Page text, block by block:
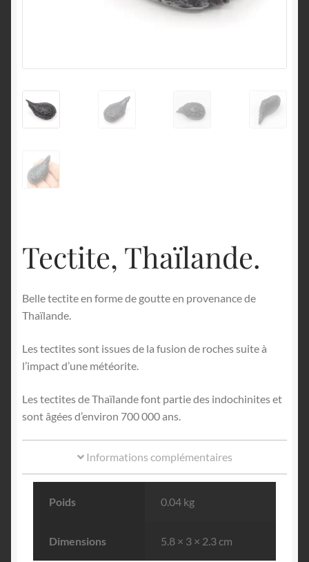
Tectite, Thaïlande.
Belle tectite en forme de goutte en provenance de
Thaïlande.
Les tectites sont issues de la fusion de roches suite à
l’impact d’une météorite.
Les tectites de Thaïlande font partie des indochinites et
sont âgées d’environ 700 000 ans.
Informations complémentaires
Poids 0.04 kg
Dimensions 5.8 × 3 × 2.3 cm